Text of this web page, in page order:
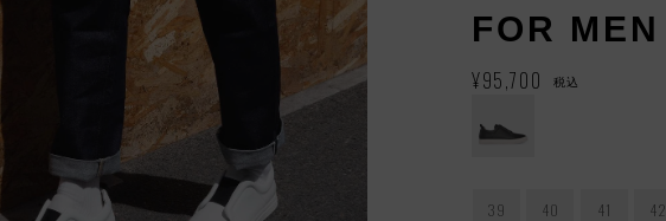
FOR MEN
通
価
¥95,700 税込
39 40 41 42